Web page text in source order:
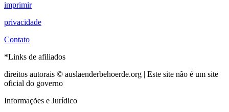
imprimir
privacidade
Contato
*Links de afiliados
direitos autorais © auslaenderbehoerde.org | Este site não é um site
oficial do governo
Informações e Jurídico